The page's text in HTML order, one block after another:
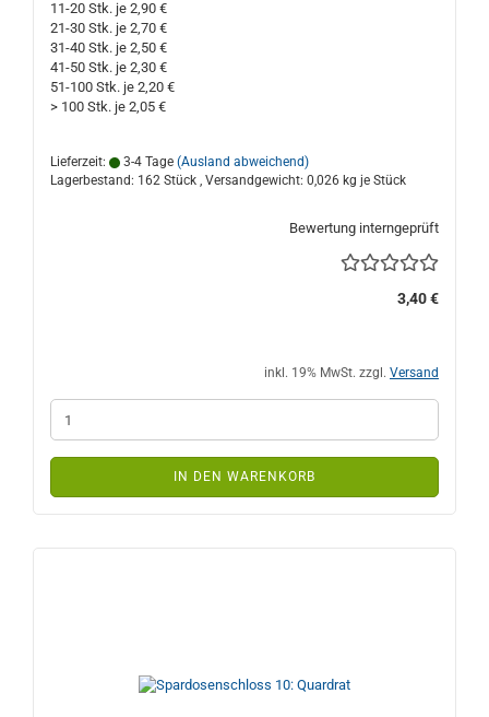
Materialstärke am Loch sollte nicht dicker, oder dünner als ca. 4,5
mm sein!
11-20 Stk. je 2,90 €
21-30 Stk. je 2,70 €
31-40 Stk. je 2,50 €
41-50 Stk. je 2,30 €
51-100 Stk. je 2,20 €
> 100 Stk. je 2,05 €
Lieferzeit: 3-4 Tage (Ausland abweichend)
Lagerbestand: 162 Stück , Versandgewicht: 0,026 kg je Stück
Bewertung interngeprüft
3,40 €
inkl. 19% MwSt. zzgl. Versand
IN DEN WARENKORB